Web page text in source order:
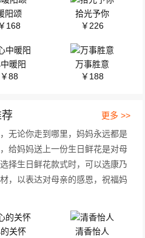
阳颂
￥168
拾光予你
￥226
暖阳
￥88
万事胜意
￥188
更多 >>
无论你走到哪里，妈妈永远都是
给妈妈送上一份生日鲜花是对母
择生日鲜花款式时，可以选康乃
，以表达对母亲的感恩，祝福妈
关怀
清香怡人